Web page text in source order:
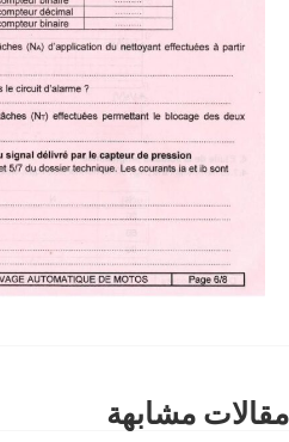
مقالات مشابهة